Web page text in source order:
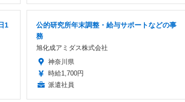
1
公的研究所年末調整・給与サポートなどの事
務
旭化成アミダス株式会社
神奈川県
時給1,700円
派遣社員